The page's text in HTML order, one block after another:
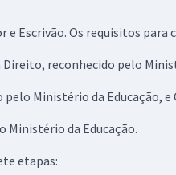
Escrivão. Os requisitos para
reconhecido pelo
Ministério da Educação,
Ministério da Educação.
etapas: